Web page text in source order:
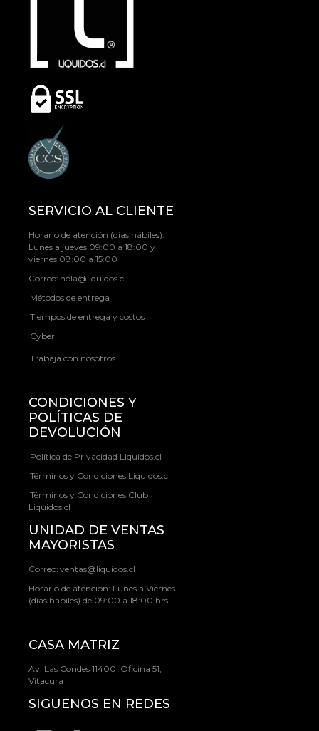
SERVICIO AL CLIENTE
Horario de atención (días hábiles):
Lunes a jueves 09:00 a 18:00 y
viernes 08:00 a 15:00
Correo: hola@liquidos.cl
Métodos de entrega
Tiempos de entrega y costos
Cyber
Trabaja con nosotros
CONDICIONES Y
POLÍTICAS DE
DEVOLUCIÓN
Política de Privacidad Liquidos.cl
Términos y Condiciones Liquidos.cl
Términos y Condiciones Club
Liquidos.cl
UNIDAD DE VENTAS
MAYORISTAS
Correo: ventas@liquidos.cl
Horario de atención: Lunes a Viernes
(días hábiles) de 09:00 a 18:00 hrs.
CASA MATRIZ
Av. Las Condes 11400, Oficina 51,
Vitacura
SIGUENOS EN REDES